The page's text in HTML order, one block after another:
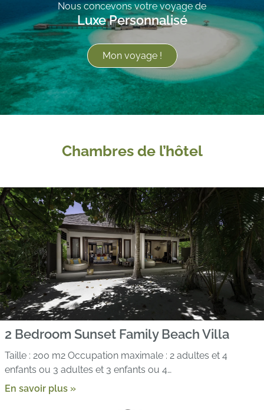
Nous concevons votre voyage de
Luxe Personnalisé
Mon voyage !
Chambres de l’hôtel
2 Bedroom Sunset Family Beach Villa
Taille : 200 m2 Occupation maximale : 2 adultes et 4
enfants ou 3 adultes et 3 enfants ou 4…
En savoir plus »